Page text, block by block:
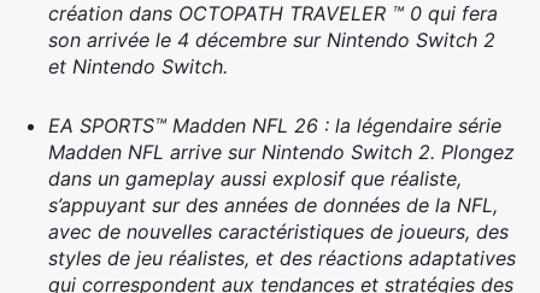
création dans OCTOPATH TRAVELER ™ 0 qui fera
son arrivée le 4 décembre sur Nintendo Switch 2
et Nintendo Switch.
EA SPORTS™ Madden NFL 26 : la légendaire série
Madden NFL arrive sur Nintendo Switch 2. Plongez
dans un gameplay aussi explosif que réaliste,
s’appuyant sur des années de données de la NFL,
avec de nouvelles caractéristiques de joueurs, des
styles de jeu réalistes, et des réactions adaptatives
qui correspondent aux tendances et stratégies des